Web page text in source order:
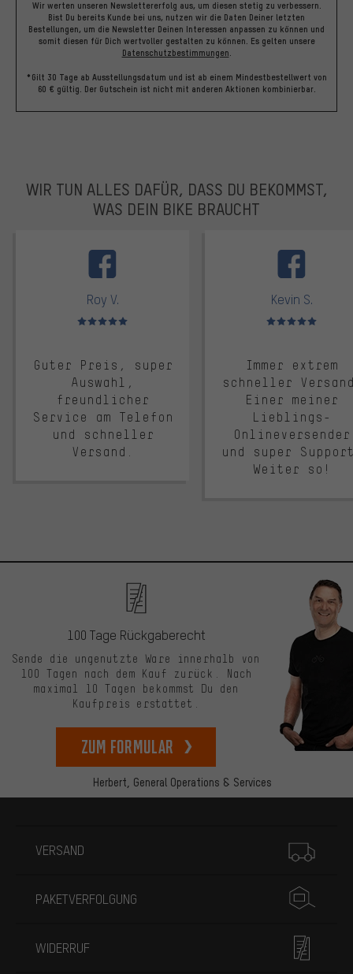
Wir werten unseren Newslettererfolg aus, um diesen stetig zu verbessern.
Bist Du bereits Kunde bei uns, nutzen wir die Daten Deiner letzten
Bestellungen, um die Newsletter Deinen Interessen anpassen zu können und
somit diesen für Dich wertvoller gestalten zu können. Es gelten unsere
Datenschutzbestimmungen.
*Gilt 30 Tage ab Ausstellungsdatum und ist ab einem Mindestbestellwert von
60 € gültig. Der Gutschein ist nicht mit anderen Aktionen kombinierbar.
WIR TUN ALLES DAFÜR, DASS DU BEKOMMST,
WAS DEIN BIKE BRAUCHT
Roy V.
Bewertungen: 5 von 5
Guter Preis, super
Auswahl,
freundlicher
Service am Telefon
und schneller
Versand.
Kevin S.
Bewertungen: 5 von 5
Immer extrem
schneller
Einer meiner
Lieblings-
Onlineversender
und super
Weiter so!
Herbert, General Operations & Services
100 Tage Rückgaberecht
Sende die ungenutzte Ware innerhalb von
100 Tagen nach dem Kauf zurück. Nach
maximal 10 Tagen bekommst Du den
Kaufpreis erstattet.
zum Formular
VERSAND
PAKETVERFOLGUNG
WIDERRUF